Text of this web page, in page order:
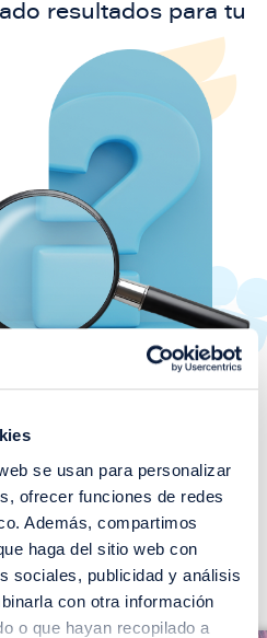
se usan para personalizar
ofrecer funciones de redes
Además, compartimos
haga del sitio web con
sociales, publicidad y análisis
con otra información
o que hayan recopilado a
resultados para tu